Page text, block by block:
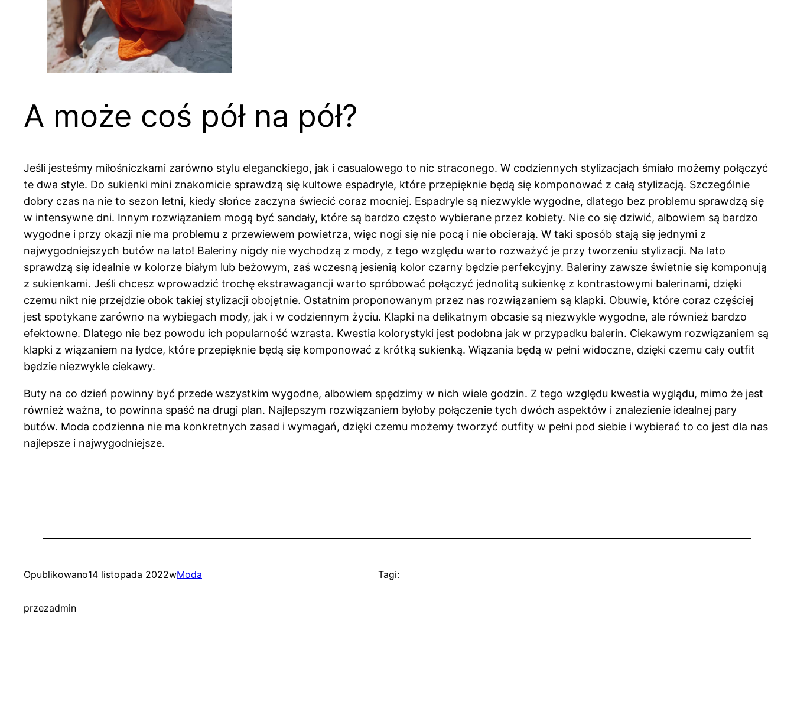
A może coś pół na pół?
Jeśli jesteśmy miłośniczkami zarówno stylu eleganckiego, jak i casualowego to nic straconego. W codziennych stylizacjach śmiało możemy połączyć
te dwa style. Do sukienki mini znakomicie sprawdzą się kultowe espadryle, które przepięknie będą się komponować z całą stylizacją. Szczególnie
dobry czas na nie to sezon letni, kiedy słońce zaczyna świecić coraz mocniej. Espadryle są niezwykle wygodne, dlatego bez problemu sprawdzą się
w intensywne dni. Innym rozwiązaniem mogą być sandały, które są bardzo często wybierane przez kobiety. Nie co się dziwić, albowiem są bardzo
wygodne i przy okazji nie ma problemu z przewiewem powietrza, więc nogi się nie pocą i nie obcierają. W taki sposób stają się jednymi z
najwygodniejszych butów na lato! Baleriny nigdy nie wychodzą z mody, z tego względu warto rozważyć je przy tworzeniu stylizacji. Na lato
sprawdzą się idealnie w kolorze białym lub beżowym, zaś wczesną jesienią kolor czarny będzie perfekcyjny. Baleriny zawsze świetnie się komponują
z sukienkami. Jeśli chcesz wprowadzić trochę ekstrawagancji warto spróbować połączyć jednolitą sukienkę z kontrastowymi balerinami, dzięki
czemu nikt nie przejdzie obok takiej stylizacji obojętnie. Ostatnim proponowanym przez nas rozwiązaniem są klapki. Obuwie, które coraz częściej
jest spotykane zarówno na wybiegach mody, jak i w codziennym życiu. Klapki na delikatnym obcasie są niezwykle wygodne, ale również bardzo
efektowne. Dlatego nie bez powodu ich popularność wzrasta. Kwestia kolorystyki jest podobna jak w przypadku balerin. Ciekawym rozwiązaniem są
klapki z wiązaniem na łydce, które przepięknie będą się komponować z krótką sukienką. Wiązania będą w pełni widoczne, dzięki czemu cały outfit
będzie niezwykle ciekawy.
Buty na co dzień powinny być przede wszystkim wygodne, albowiem spędzimy w nich wiele godzin. Z tego względu kwestia wyglądu, mimo że jest
również ważna, to powinna spaść na drugi plan. Najlepszym rozwiązaniem byłoby połączenie tych dwóch aspektów i znalezienie idealnej pary
butów. Moda codzienna nie ma konkretnych zasad i wymagań, dzięki czemu możemy tworzyć outfity w pełni pod siebie i wybierać to co jest dla nas
najlepsze i najwygodniejsze.
Opublikowano14 listopada 2022wModa
przezadmin
Tagi: